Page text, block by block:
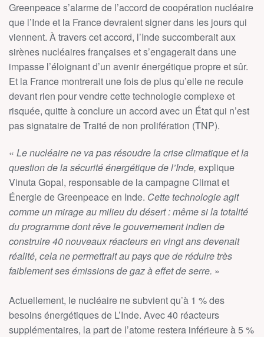
Greenpeace s’alarme de l’accord de coopération nucléaire
que l’Inde et la France devraient signer dans les jours qui
viennent. À travers cet accord, l’Inde succomberait aux
sirènes nucléaires françaises et s’engagerait dans une
impasse l’éloignant d’un avenir énergétique propre et sûr.
Et la France montrerait une fois de plus qu’elle ne recule
devant rien pour vendre cette technologie complexe et
risquée, quitte à conclure un accord avec un État qui n’est
pas signataire de Traité de non prolifération (TNP).
« Le nucléaire ne va pas résoudre la crise climatique et la
question de la sécurité énergétique de l’Inde, explique
Vinuta Gopal, responsable de la campagne Climat et
Énergie de Greenpeace en Inde. Cette technologie agit
comme un mirage au milieu du désert : même si la totalité
du programme dont rêve le gouvernement indien de
construire 40 nouveaux réacteurs en vingt ans devenait
réalité, cela ne permettrait au pays que de réduire très
faiblement ses émissions de gaz à effet de serre. »
Actuellement, le nucléaire ne subvient qu’à 1 % des
besoins énergétiques de L’Inde. Avec 40 réacteurs
supplémentaires, la part de l’atome restera inférieure à 5 %